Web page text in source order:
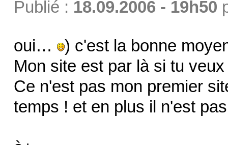
Publié : 18.09.2006 - 19h50
oui…
) c'est la bonne
Mon site est par là si tu
Ce n'est pas mon premier
temps ! et en plus il n'est